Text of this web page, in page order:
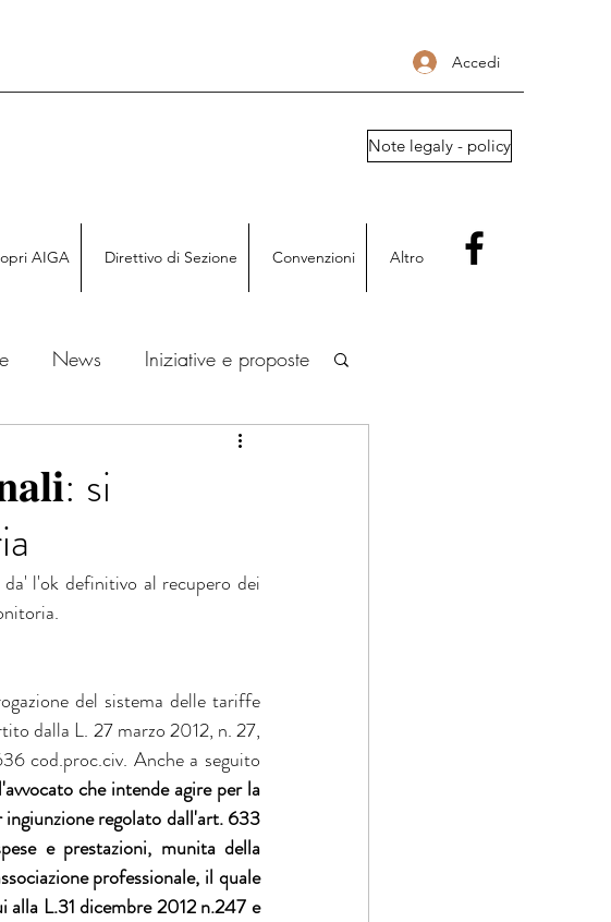
Accedi
Note legaly - policy
AIGA Direttivo di Sezione Convenzioni Altro
News Iniziative e proposte
Comunicazioni AIGA Vallo
si
da' l'ok definitivo al recupero dei
del sistema delle tariffe
dalla L. 27 marzo 2012, n. 27,
cod.proc.civ. Anche a seguito
l'avvocato che intende agire per la
regolato dall'art. 633
e prestazioni, munita della
professionale, il quale
alla L.31 dicembre 2012 n.247 e